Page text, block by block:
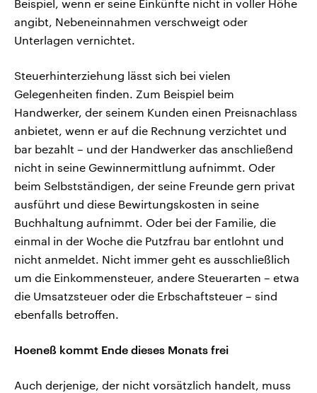
Beispiel, wenn er seine Einkünfte nicht in voller Höhe
angibt, Nebeneinnahmen verschweigt oder
Unterlagen vernichtet.
Steuerhinterziehung lässt sich bei vielen
Gelegenheiten finden. Zum Beispiel beim
Handwerker, der seinem Kunden einen Preisnachlass
anbietet, wenn er auf die Rechnung verzichtet und
bar bezahlt – und der Handwerker das anschließend
nicht in seine Gewinnermittlung aufnimmt. Oder
beim Selbstständigen, der seine Freunde gern privat
ausführt und diese Bewirtungskosten in seine
Buchhaltung aufnimmt. Oder bei der Familie, die
einmal in der Woche die Putzfrau bar entlohnt und
nicht anmeldet. Nicht immer geht es ausschließlich
um die Einkommensteuer, andere Steuerarten – etwa
die Umsatzsteuer oder die Erbschaftsteuer – sind
ebenfalls betroffen.
Hoeneß kommt Ende dieses Monats frei
Auch derjenige, der nicht vorsätzlich handelt, muss